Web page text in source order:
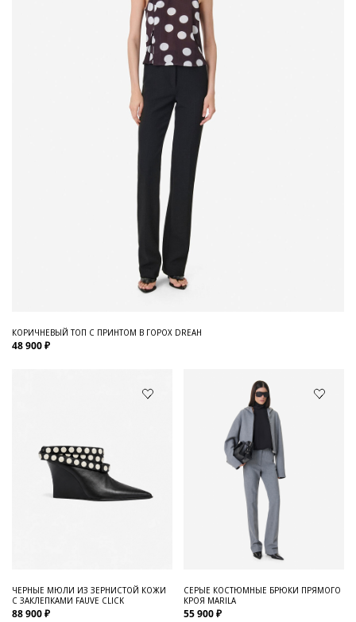
КОРИЧНЕВЫЙ ТОП С ПРИНТОМ В ГОРОХ DREAH
48 900 ₽
ЧЕРНЫЕ МЮЛИ ИЗ ЗЕРНИСТОЙ КОЖИ
С ЗАКЛЕПКАМИ FAUVE CLICK
88 900 ₽
СЕРЫЕ КОСТЮМНЫЕ БРЮКИ ПРЯМОГО
КРОЯ MARILA
55 900 ₽